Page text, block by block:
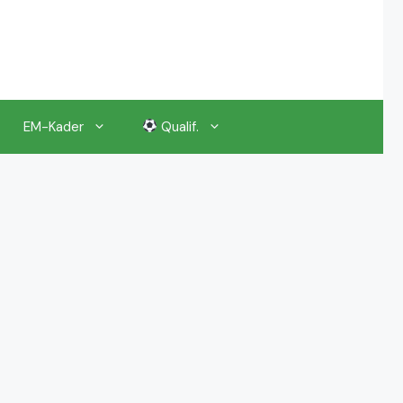
EM-Kader Qualif.